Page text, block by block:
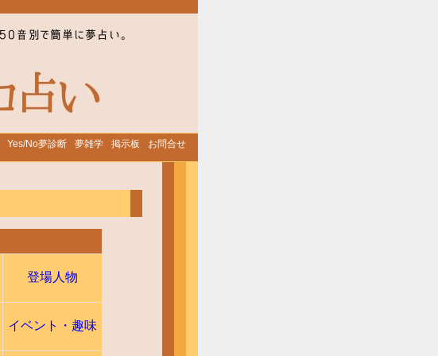
お問合せ
掲示板
夢雑学
Yes/No夢診断
登場人物
イベント・趣味